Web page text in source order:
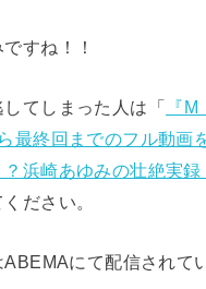
すね！！
してしまった人は「 『
最終回までのフル動画
浜崎あゆみの壮絶実録
ださい。
にて配信されて